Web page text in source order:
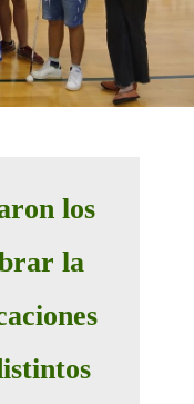
los
la